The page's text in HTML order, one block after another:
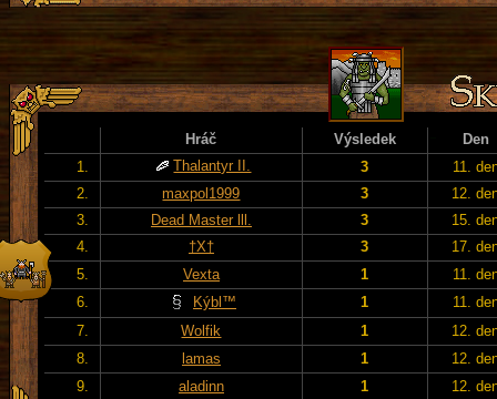
Hráč Výsledek
Den
1.
Thalantyr II. 3
11.
2.
maxpol1999 3
12.
3.
Dead Master lll. 3
15.
4.
†X† 3
17.
5.
Vexta 1
11.
6.
Kýbl™ 1
11.
7.
Wolfik 1
12.
8.
lamas 1
12.
9.
aladinn 1
12.